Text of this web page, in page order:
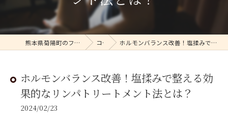
熊本県菊陽町のフェイシャルならmoderation コラム ホルモンバランス改善！塩揉みで整える効果的なリンパトリートメント法とは？
ホルモンバランス改善！塩揉みで整える効
果的なリンパトリートメント法とは？
2024/02/23